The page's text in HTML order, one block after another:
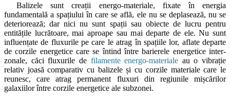
Balizele sunt creații energo-materiale, fixate în energia
fundamentală a spațiului în care se află, ele nu se deplasează, nu se
deteriorează; dar nici nu sunt spații sau obiecte de lucru pentru
entitățile lucrătoare, mai aproape sau mai departe de ele. Nu sunt
influențate de fluxurile pe care le atrag în spațiile lor, aflate departe
de corzile energetice care se întind între barierele energetice inter-
zonale, căci fluxurile de filamente energo-materiale au o vibrație
relativ joasă comparativ cu balizele și cu corzile materiale care le
reunesc, care atrag permanent fluxuri din regiunile mișcărilor
galaxiilor între corzile energetice ale subzonei.